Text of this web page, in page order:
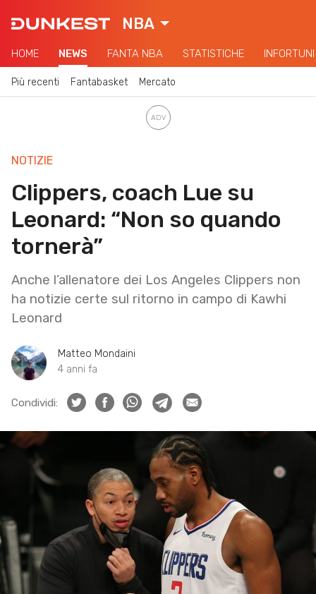
NBA
HOME NEWS FANTA NBA STATISTICHE INFORTUNI
Più recenti Fantabasket Mercato
NOTIZIE
Clippers, coach Lue su
Leonard: “Non so quando
tornerà”
Anche l’allenatore dei Los Angeles Clippers non
ha notizie certe sul ritorno in campo di Kawhi
Leonard
Matteo Mondaini
4 anni fa
Condividi: